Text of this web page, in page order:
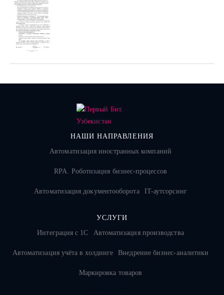
НАШИ НАПРАВЛЕНИЯ
Автоматизация иностранных компаний
RPA. Роботизация бизнес-процессов
Автоматизация документооборота IT-аутсорсинг
УСЛУГИ
Интеграция с 1С
Автоматизация производства
Автоматизация учёта в холдинге Внедрение бизнес-аналитики
Маркировка товаров